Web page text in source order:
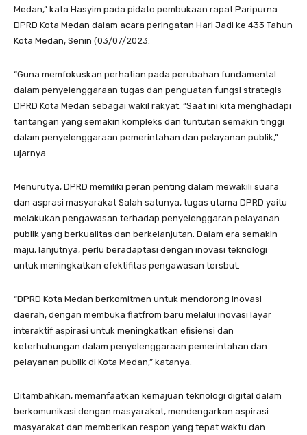
Medan,” kata Hasyim pada pidato pembukaan rapat Paripurna
DPRD Kota Medan dalam acara peringatan Hari Jadi ke 433 Tahun
Kota Medan, Senin (03/07/2023.
“Guna memfokuskan perhatian pada perubahan fundamental
dalam penyelenggaraan tugas dan penguatan fungsi strategis
DPRD Kota Medan sebagai wakil rakyat. “Saat ini kita menghadapi
tantangan yang semakin kompleks dan tuntutan semakin tinggi
dalam penyelenggaraan pemerintahan dan pelayanan publik,”
ujarnya.
Menurutya, DPRD memiliki peran penting dalam mewakili suara
dan asprasi masyarakat Salah satunya, tugas utama DPRD yaitu
melakukan pengawasan terhadap penyelenggaran pelayanan
publik yang berkualitas dan berkelanjutan. Dalam era semakin
maju, lanjutnya, perlu beradaptasi dengan inovasi teknologi
untuk meningkatkan efektifitas pengawasan tersbut.
“DPRD Kota Medan berkomitmen untuk mendorong inovasi
daerah, dengan membuka flatfrom baru melalui inovasi layar
interaktif aspirasi untuk meningkatkan efisiensi dan
keterhubungan dalam penyelenggaraan pemerintahan dan
pelayanan publik di Kota Medan,” katanya.
Ditambahkan, memanfaatkan kemajuan teknologi digital dalam
berkomunikasi dengan masyarakat, mendengarkan aspirasi
masyarakat dan memberikan respon yang tepat waktu dan